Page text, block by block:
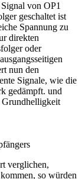
von OP1
geschaltet ist
Spannung zu
direkten
oder
nun den
Signale, wie die
gedämpft. und
Grundhelligkeit
verglichen,
so würden